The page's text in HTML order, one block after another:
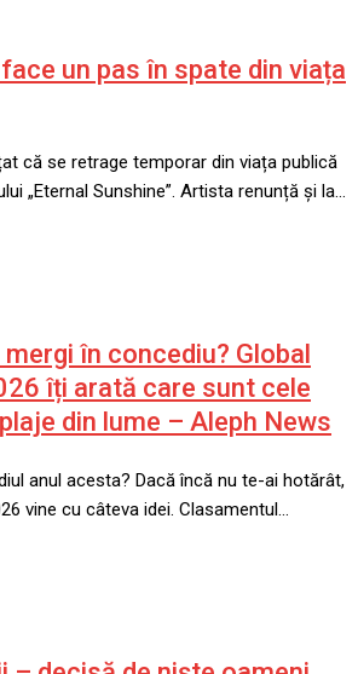
un pas în spate din viața
că se retrage temporar din viața publică
„Eternal Sunshine”. Artista renunță și la…
în concediu? Global
îți arată care sunt cele
din lume – Aleph News
anul acesta? Dacă încă nu te-ai hotărât,
vine cu câteva idei. Clasamentul…